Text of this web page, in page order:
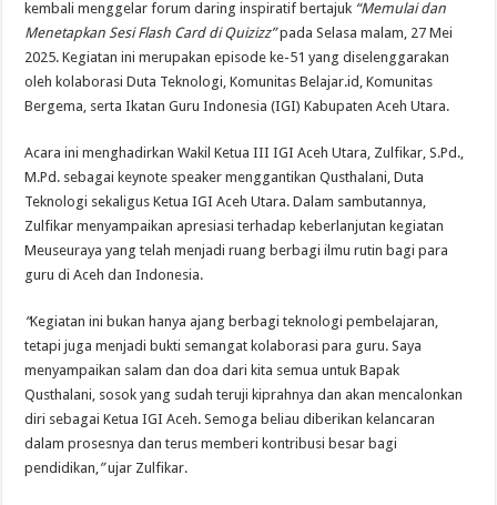
kembali menggelar forum daring inspiratif bertajuk “Memulai dan
Menetapkan Sesi Flash Card di Quizizz”pada Selasa malam, 27 Mei
2025. Kegiatan ini merupakan episode ke-51 yang diselenggarakan
oleh kolaborasi Duta Teknologi, Komunitas Belajar.id, Komunitas
Bergema, serta Ikatan Guru Indonesia (IGI) Kabupaten Aceh Utara.
Acara ini menghadirkan Wakil Ketua III IGI Aceh Utara, Zulfikar, S.Pd.,
M.Pd. sebagai keynote speaker menggantikan Qusthalani, Duta
Teknologi sekaligus Ketua IGI Aceh Utara. Dalam sambutannya,
Zulfikar menyampaikan apresiasi terhadap keberlanjutan kegiatan
Meuseuraya yang telah menjadi ruang berbagi ilmu rutin bagi para
guru di Aceh dan Indonesia.
“Kegiatan ini bukan hanya ajang berbagi teknologi pembelajaran,
tetapi juga menjadi bukti semangat kolaborasi para guru. Saya
menyampaikan salam dan doa dari kita semua untuk Bapak
Qusthalani, sosok yang sudah teruji kiprahnya dan akan mencalonkan
diri sebagai Ketua IGI Aceh. Semoga beliau diberikan kelancaran
dalam prosesnya dan terus memberi kontribusi besar bagi
pendidikan,”ujar Zulfikar.